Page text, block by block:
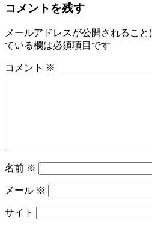
コメントを残す
メールアドレスが公開されること
ている欄は必須項目です
コメント ※
名前 ※
メール ※
サイト